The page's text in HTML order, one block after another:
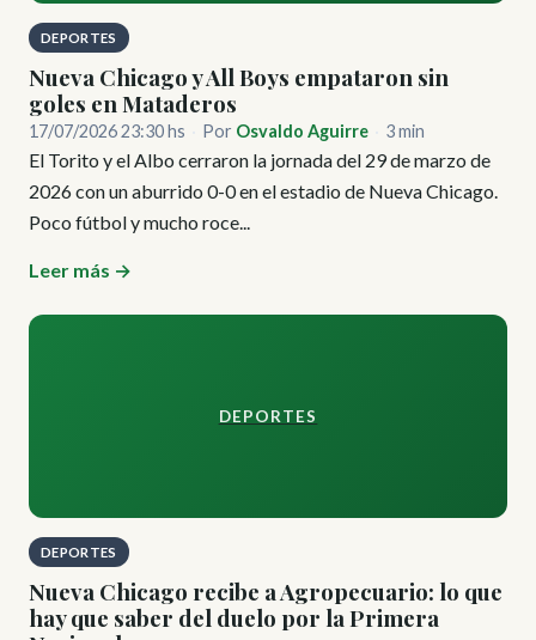
DEPORTES
Nueva Chicago y All Boys empataron sin
goles en Mataderos
17/07/2026 23:30 hs Por Osvaldo Aguirre 3 min
El Torito y el Albo cerraron la jornada del 29 de marzo de
2026 con un aburrido 0-0 en el estadio de Nueva Chicago.
Poco fútbol y mucho roce...
Leer más →
DEPORTES
DEPORTES
Nueva Chicago recibe a Agropecuario: lo que
hay que saber del duelo por la Primera